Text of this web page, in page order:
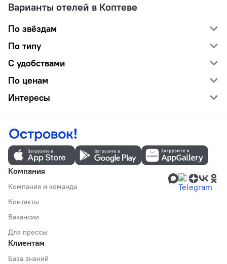
Варианты отелей в Коптеве
По звёздам
По типу
С удобствами
По ценам
Интересы
Компания
Компания и команда
Контакты
Вакансии
Для прессы
Клиентам
База знаний